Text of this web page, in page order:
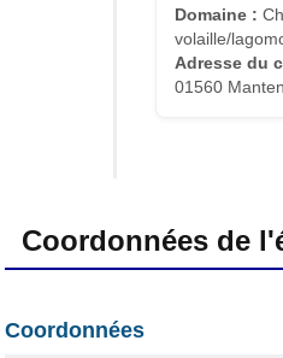
Domaine :
volaille/
Adresse du
01560
Coordonnées de
Coordonnées